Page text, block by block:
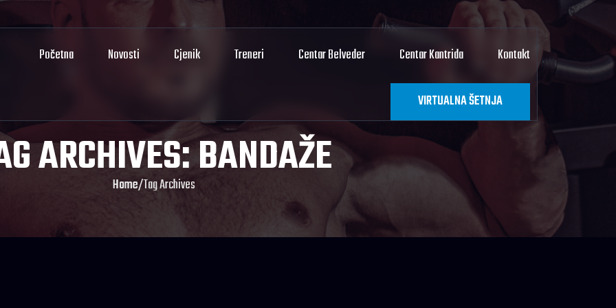
Početna Novosti Cjenik Treneri Centar Belveder Centar Kantrida Kontakt
VIRTUALNA ŠETNJA
ARCHIVES: BANDAŽE
Home/Tag Archives